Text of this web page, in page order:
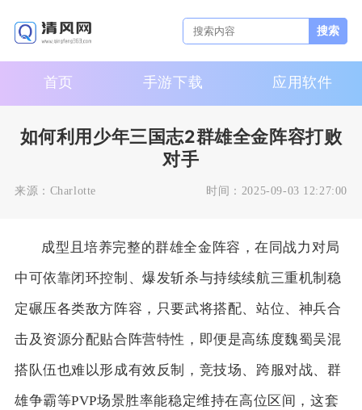
搜索
首页 手游下载 应用软件
如何利用少年三国志2群雄全金阵容打败
对手
来源： Charlotte 时间： 2025-09-03 12:27:00
成型且培养完整的群雄全金阵容，在同战力对局
中可依靠闭环控制、爆发斩杀与持续续航三重机制稳
定碾压各类敌方阵容，只要武将搭配、站位、神兵合
击及资源分配贴合阵营特性，即便是高练度魏蜀吴混
搭队伍也难以形成有效反制，竞技场、跨服对战、群
雄争霸等PVP场景胜率能稳定维持在高位区间，这套